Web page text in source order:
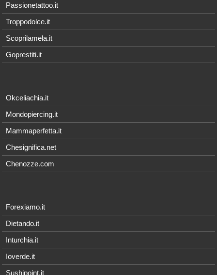
Passionetattoo.it
Troppodolce.it
Scoprilamela.it
Goprestiti.it
Okceliachia.it
Mondopiercing.it
Mammaperfetta.it
Chesignifica.net
Chenozze.com
Forexiamo.it
Dietando.it
Inturchia.it
Ioverde.it
Sushipoint.it